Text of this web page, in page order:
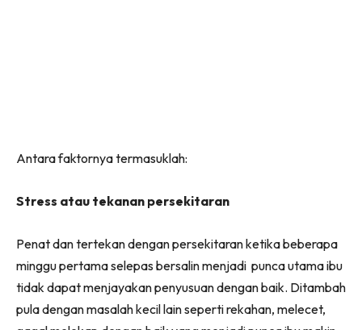
Antara faktornya termasuklah:
Stress atau tekanan persekitaran
Penat dan tertekan dengan persekitaran ketika beberapa
minggu pertama selepas bersalin menjadi punca utama ibu
tidak dapat menjayakan penyusuan dengan baik. Ditambah
pula dengan masalah kecil lain seperti rekahan, melecet,